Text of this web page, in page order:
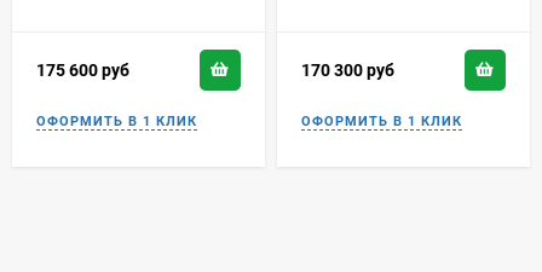
175 600руб 170 300руб